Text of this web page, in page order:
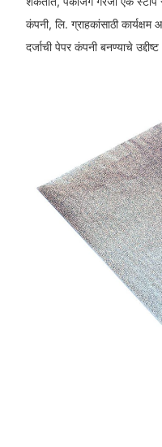
कंपनी, लि. ग्राहकांसाठी
दर्जाची पेपर कंपनी बनण्याचे